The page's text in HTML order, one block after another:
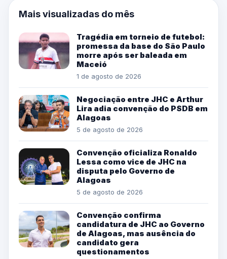
Mais visualizadas do mês
Tragédia em torneio de futebol:
promessa da base do São Paulo
morre após ser baleada em
Maceió
1 de agosto de 2026
Negociação entre JHC e Arthur
Lira adia convenção do PSDB em
Alagoas
5 de agosto de 2026
Convenção oficializa Ronaldo
Lessa como vice de JHC na
disputa pelo Governo de
Alagoas
5 de agosto de 2026
Convenção confirma
candidatura de JHC ao Governo
de Alagoas, mas ausência do
candidato gera
questionamentos